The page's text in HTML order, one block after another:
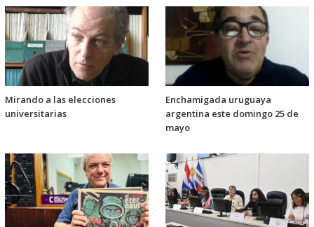
Mirando a las elecciones
universitarias
Enchamigada uruguaya
argentina este domingo 25 de
mayo